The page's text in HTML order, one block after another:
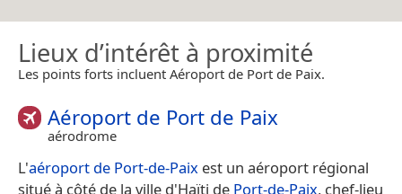
Lieux d’intérêt à proximité
Les points forts incluent Aéroport de Port de Paix.
Aéroport de Port de Paix
aérodrome
L'aéroport de Port-de-Paix est un aéroport régional
situé à côté de la ville d'Haïti de Port-de-Paix, chef-lieu